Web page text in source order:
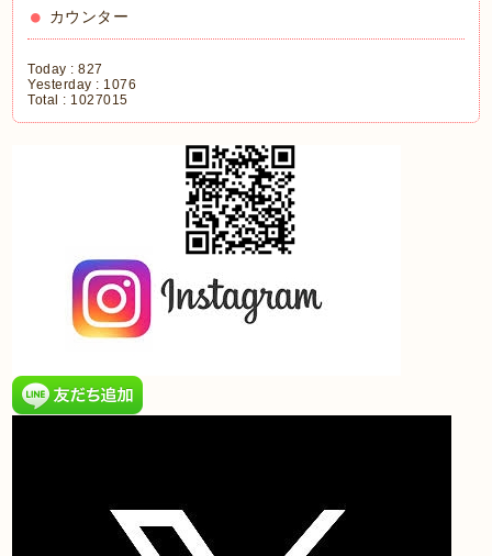
カウンター
Today :827
Yesterday : 1076
Total : 1027015